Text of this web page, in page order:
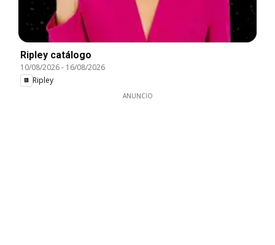
Ripley catálogo
10/08/2026- 16/08/2026
Ripley
ANUNCIO